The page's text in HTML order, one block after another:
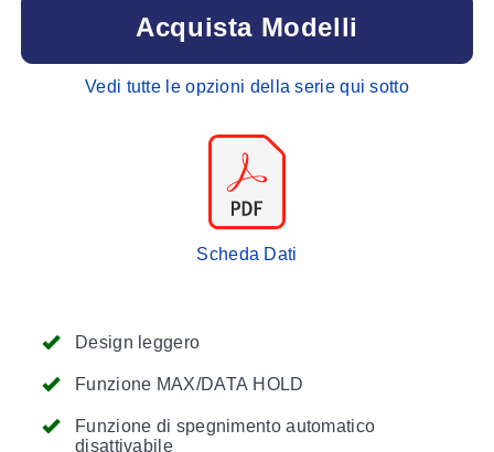
Design leggero
Funzione MAX/DATA HOLD
Funzione di spegnimento automatico
disattivabile
Acquista Modelli
Vedi tutte le opzioni della serie qui sotto
Scheda Dati